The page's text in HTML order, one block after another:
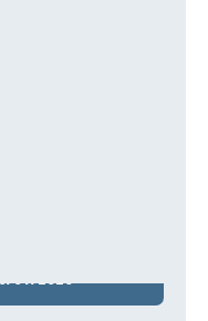
À AUTORIDADE
01/2026